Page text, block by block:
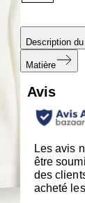
Description
Matière
Avis
Les avis
être
des
acheté